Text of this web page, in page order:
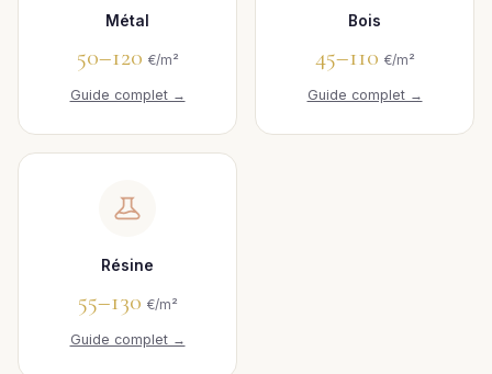
Métal
50–120 €/m²
Guide complet →
Bois
45–110 €/m²
Guide complet →
Résine
55–130 €/m²
Guide complet →